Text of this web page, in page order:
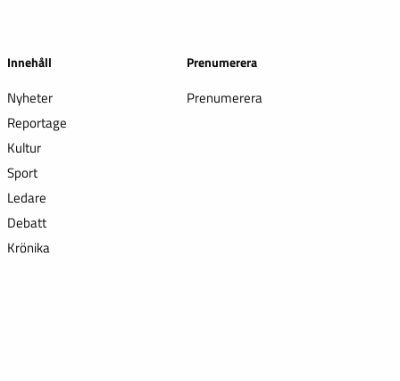
Innehåll
Nyheter
Reportage
Kultur
Sport
Ledare
Debatt
Krönika
Prenumerera
Prenumerera